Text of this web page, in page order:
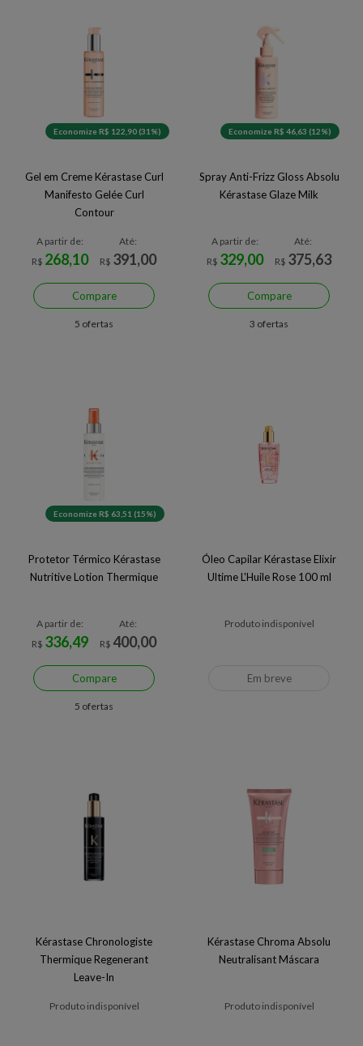
Economize R$ 122,90 (31%)
Gel em Creme Kérastase Curl
Manifesto Gelée Curl
Contour
A partir de:
R$ 268,10
Até:
R$ 391,00
Compare
5 ofertas
Economize R$ 46,63 (12%)
Spray Anti-Frizz Gloss Absolu
Kérastase Glaze Milk
A partir de:
R$ 329,00
Até:
R$ 375,63
Compare
3 ofertas
Economize R$ 63,51 (15%)
Protetor Térmico Kérastase
Nutritive Lotion Thermique
A partir de:
R$ 336,49
Até:
R$ 400,00
Compare
5 ofertas
Óleo Capilar Kérastase Elixir
Ultime L'Huile Rose 100 ml
Produto indisponível
Em breve
Kérastase Chronologiste
Thermique Regenerant
Leave-In
Produto indisponível
Kérastase Chroma Absolu
Neutralisant Máscara
Produto indisponível